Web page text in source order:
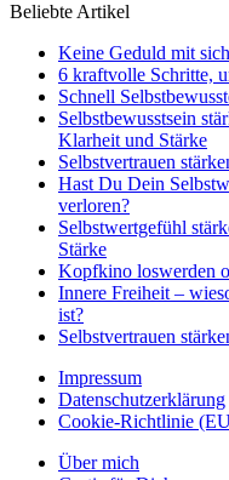
Beliebte Artikel
Keine Geduld mit
6 kraftvolle Schritte,
Schnell
Selbstbewusstsein
Klarheit und Stärke
Selbstvertrauen
Hast Du Dein
verloren?
Selbstwertgefühl
Stärke
Kopfkino loswerden
Innere Freiheit –
ist?
Selbstvertrauen
Impressum
Datenschutzerklärung
Cookie-Richtlinie
Über mich